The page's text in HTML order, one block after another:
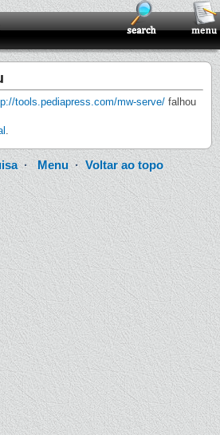
tools.pediapress.com/mw-serve/ falhou
.
· Menu· Voltar ao topo